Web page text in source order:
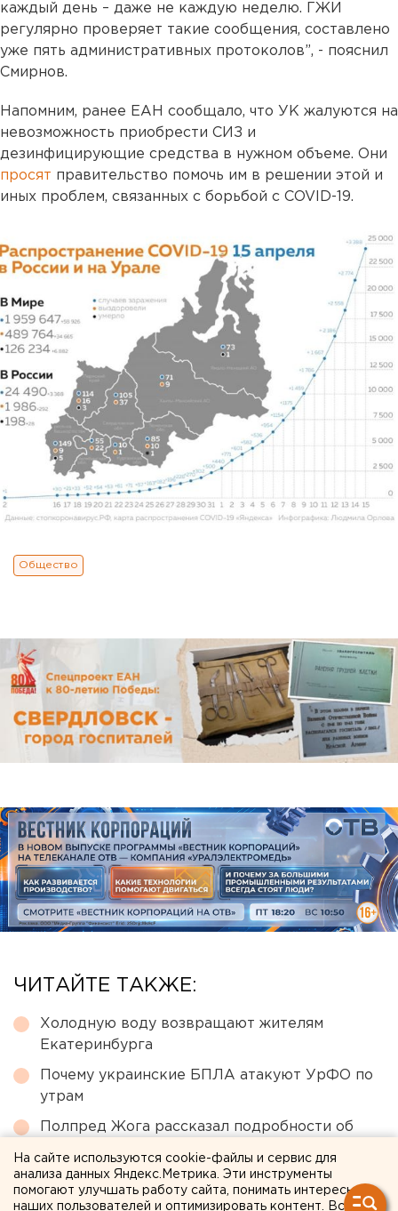
каждый день – даже не каждую неделю. ГЖИ
регулярно проверяет такие сообщения, составлено
уже пять административных протоколов”, - пояснил
Смирнов.
Напомним, ранее ЕАН сообщало, что УК жалуются на
невозможность приобрести СИЗ и
дезинфицирующие средства в нужном объеме. Они
просят правительство помочь им в решении этой и
иных проблем, связанных с борьбой с COVID-19.
Общество
ЧИТАЙТЕ ТАКЖЕ:
Холодную воду возвращают жителям
Екатеринбурга
Почему украинские БПЛА атакуют УрФО по
утрам
Полпред Жога рассказал подробности об
Очевидец рассказал про атаку на склад
Wildberries в Екатеринбурге
На сайте используются cookie-файлы и сервис для
анализа данных Яндекс.Метрика. Эти инструменты
помогают улучшать работу сайта, понимать интересы
наших пользователей и оптимизировать контент. Вся